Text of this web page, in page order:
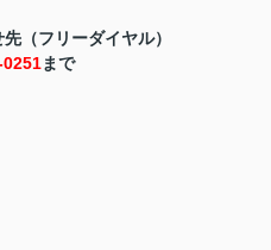
（フリーダイヤル）
まで